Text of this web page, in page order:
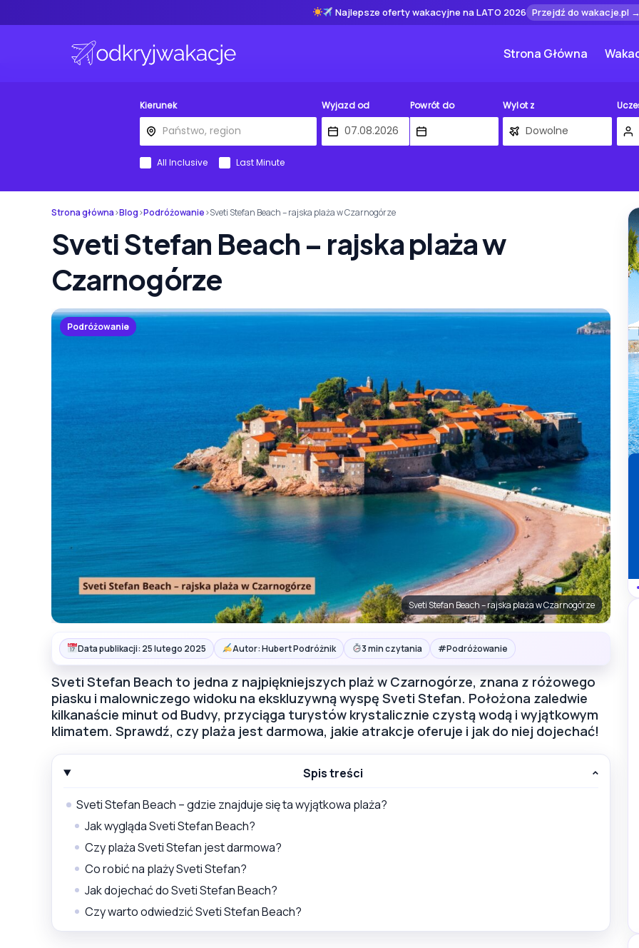
Najlepsze oferty wakacyjne na LATO 2026 Przejdź do wakacje.pl
Strona Główna
Kierunek Wyjazd od Powrót do Wylot z
All Inclusive Last Minute
Strona główna›Blog›Podróżowanie›Sveti Stefan Beach – rajska plaża w Czarnogórze
Sveti Stefan Beach – rajska plaża w
Czarnogórze
Podróżowanie
Sveti Stefan Beach – rajska plaża w Czarnogórze
Data publikacji: 25 lutego 2025 Autor: Hubert Podróżnik 3 min czytania #Podróżowanie
Sveti Stefan Beach to jedna z najpiękniejszych plaż w Czarnogórze, znana z różowego
piasku i malowniczego widoku na ekskluzywną wyspę Sveti Stefan. Położona zaledwie
kilkanaście minut od Budvy, przyciąga turystów krystalicznie czystą wodą i wyjątkowym
klimatem. Sprawdź, czy plaża jest darmowa, jakie atrakcje oferuje i jak do niej dojechać!
Spis treści
Sveti Stefan Beach – gdzie znajduje się ta wyjątkowa plaża?
Jak wygląda Sveti Stefan Beach?
Czy plaża Sveti Stefan jest darmowa?
Co robić na plaży Sveti Stefan?
Jak dojechać do Sveti Stefan Beach?
Czy warto odwiedzić Sveti Stefan Beach?